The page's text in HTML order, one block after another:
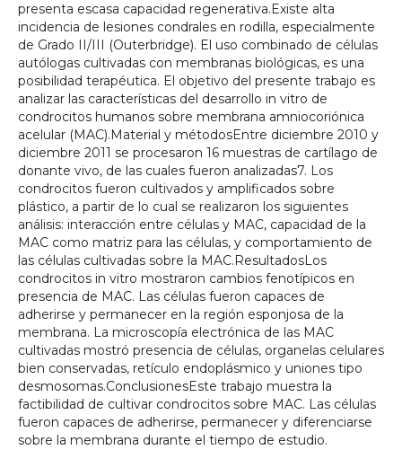
presenta escasa capacidad regenerativa.Existe alta
incidencia de lesiones condrales en rodilla, especialmente
de Grado II/III (Outerbridge). El uso combinado de células
autólogas cultivadas con membranas biológicas, es una
posibilidad terapéutica. El objetivo del presente trabajo es
analizar las características del desarrollo in vitro de
condrocitos humanos sobre membrana amniocoriónica
acelular (MAC).Material y métodosEntre diciembre 2010 y
diciembre 2011 se procesaron 16 muestras de cartílago de
donante vivo, de las cuales fueron analizadas7. Los
condrocitos fueron cultivados y amplificados sobre
plástico, a partir de lo cual se realizaron los siguientes
análisis: interacción entre células y MAC, capacidad de la
MAC como matriz para las células, y comportamiento de
las células cultivadas sobre la MAC.ResultadosLos
condrocitos in vitro mostraron cambios fenotípicos en
presencia de MAC. Las células fueron capaces de
adherirse y permanecer en la región esponjosa de la
membrana. La microscopía electrónica de las MAC
cultivadas mostró presencia de células, organelas celulares
bien conservadas, retículo endoplásmico y uniones tipo
desmosomas.ConclusionesEste trabajo muestra la
factibilidad de cultivar condrocitos sobre MAC. Las células
fueron capaces de adherirse, permanecer y diferenciarse
sobre la membrana durante el tiempo de estudio.